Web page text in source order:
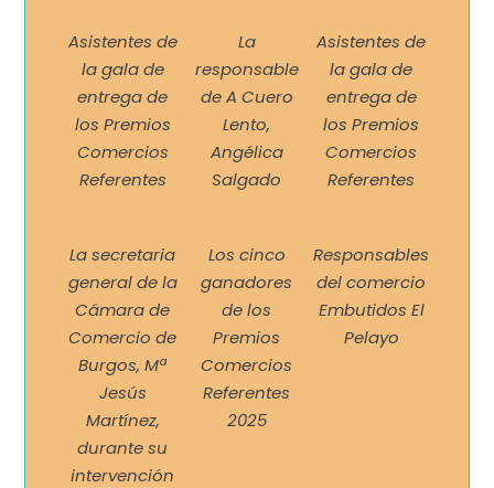
Asistentes de
la gala de
entrega de
los Premios
Comercios
Referentes
La
responsable
de A Cuero
Lento,
Angélica
Salgado
Asistentes de
la gala de
entrega de
los Premios
Comercios
Referentes
La secretaria
general de la
Cámara de
Comercio de
Burgos, Mª
Jesús
Martínez,
durante su
intervención
Los cinco
ganadores
de los
Premios
Comercios
Referentes
2025
Responsables
del comercio
Embutidos El
Pelayo